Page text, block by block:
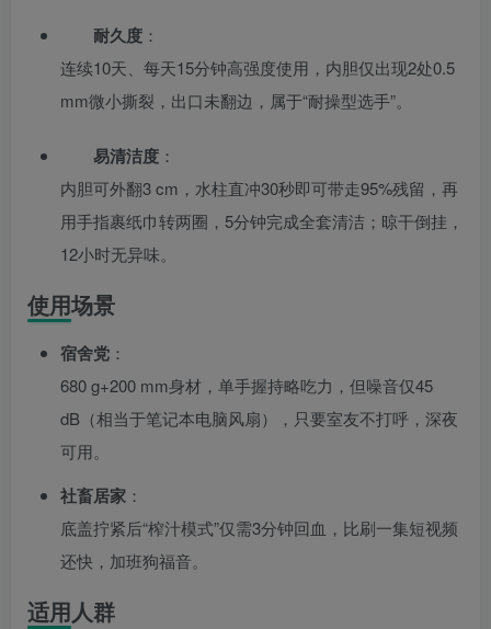
耐久度 ：
连续10天、每天15分钟高强度使用，内胆仅出现2处0.5
mm微小撕裂，出口未翻边，属于“耐操型选手”。
易清洁度 ：
内胆可外翻3 cm，水柱直冲30秒即可带走95%残留，再
用手指裹纸巾转两圈，5分钟完成全套清洁；晾干倒挂，
12小时无异味。
使用场景
宿舍党 ：
680 g+200 mm身材，单手握持略吃力，但噪音仅45
dB（相当于笔记本电脑风扇），只要室友不打呼，深夜
可用。
社畜居家 ：
底盖拧紧后“榨汁模式”仅需3分钟回血，比刷一集短视频
还快，加班狗福音。
适用人群